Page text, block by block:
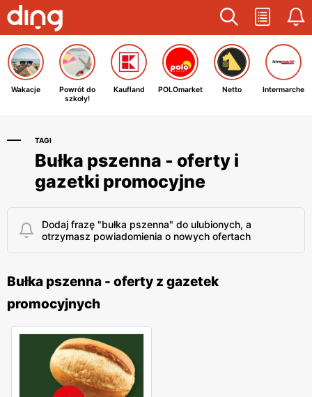
Wakacje
Powrót do
szkoły!
Kaufland POLOmarket Netto Intermarche
TAGI
Bułka pszenna - oferty i
gazetki promocyjne
Dodaj frazę "bułka pszenna" do ulubionych, a
otrzymasz powiadomienia o nowych ofertach
Bułka pszenna - oferty z gazetek
promocyjnych